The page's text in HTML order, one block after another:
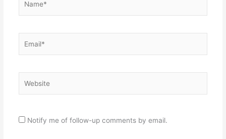
Notify me of follow-up comments by email.